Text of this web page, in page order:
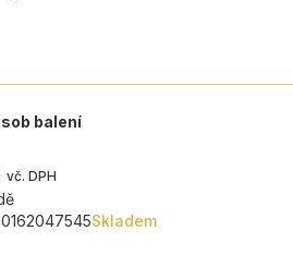
balení
vč. DPH
Skladem